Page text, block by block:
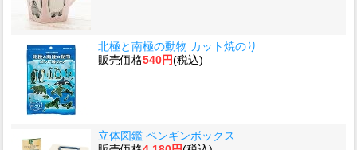
北極と南極の動物 カット焼のり
販売価格540円(税込)
立体図鑑 ペンギンボックス